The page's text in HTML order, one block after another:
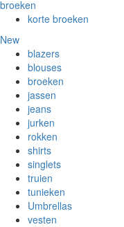
broeken
korte broeken
New
blazers
blouses
broeken
jassen
jeans
jurken
rokken
shirts
singlets
truien
tunieken
Umbrellas
vesten